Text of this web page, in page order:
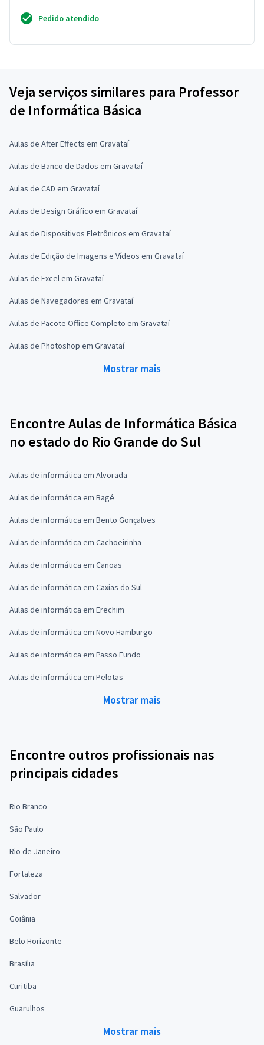
Pedido atendido
Veja serviços similares para Professor
de Informática Básica
Aulas de After Effects em Gravataí
Aulas de Banco de Dados em Gravataí
Aulas de CAD em Gravataí
Aulas de Design Gráfico em Gravataí
Aulas de Dispositivos Eletrônicos em Gravataí
Aulas de Edição de Imagens e Vídeos em Gravataí
Aulas de Excel em Gravataí
Aulas de Navegadores em Gravataí
Aulas de Pacote Office Completo em Gravataí
Aulas de Photoshop em Gravataí
Mostrar mais
Encontre Aulas de Informática Básica
no estado do Rio Grande do Sul
Aulas de informática em Alvorada
Aulas de informática em Bagé
Aulas de informática em Bento Gonçalves
Aulas de informática em Cachoeirinha
Aulas de informática em Canoas
Aulas de informática em Caxias do Sul
Aulas de informática em Erechim
Aulas de informática em Novo Hamburgo
Aulas de informática em Passo Fundo
Aulas de informática em Pelotas
Mostrar mais
Encontre outros profissionais nas
principais cidades
Rio Branco
São Paulo
Rio de Janeiro
Fortaleza
Salvador
Goiânia
Belo Horizonte
Brasília
Curitiba
Guarulhos
Mostrar mais